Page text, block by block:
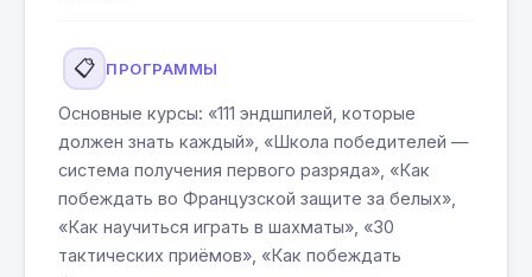
📋 ПРОГРАММЫ
Основные курсы: «111 эндшпилей, которые
должен знать каждый», «Школа победителей —
система получения первого разряда», «Как
побеждать во Французской защите за белых»,
«Как научиться играть в шахматы», «30
тактических приёмов», «Как побеждать